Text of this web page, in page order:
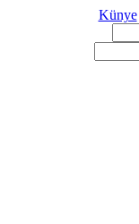
Künye